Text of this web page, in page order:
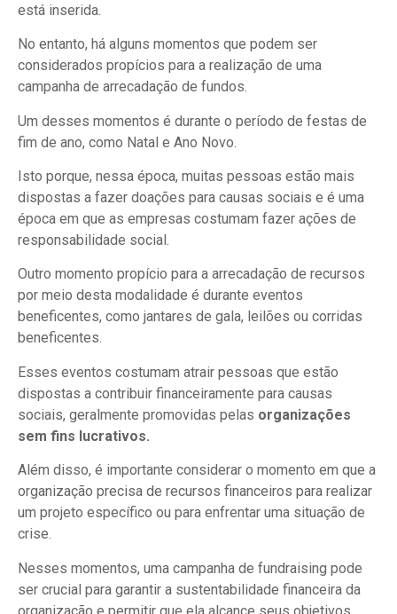
está inserida.
No entanto, há alguns momentos que podem ser
considerados propícios para a realização de uma
campanha de arrecadação de fundos.
Um desses momentos é durante o período de festas de
fim de ano, como Natal e Ano Novo.
Isto porque, nessa época, muitas pessoas estão mais
dispostas a fazer doações para causas sociais e é uma
época em que as empresas costumam fazer ações de
responsabilidade social.
Outro momento propício para a arrecadação de recursos
por meio desta modalidade é durante eventos
beneficentes, como jantares de gala, leilões ou corridas
beneficentes.
Esses eventos costumam atrair pessoas que estão
dispostas a contribuir financeiramente para causas
sociais, geralmente promovidas pelas organizações
sem fins lucrativos.
Além disso, é importante considerar o momento em que a
organização precisa de recursos financeiros para realizar
um projeto específico ou para enfrentar uma situação de
crise.
Nesses momentos, uma campanha de fundraising pode
ser crucial para garantir a sustentabilidade financeira da
organização e permitir que ela alcance seus objetivos.